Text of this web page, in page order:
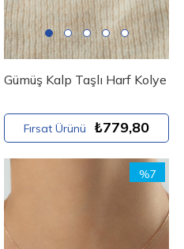
Gümüş Kalp Taşlı Harf Kolye
Fırsat Ürünü ₺779,80
%7